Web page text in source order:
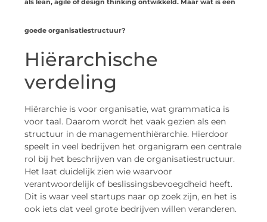
als lean, agile of design thinking ontwikkeld. Maar wat is een
goede organisatiestructuur?
Hiërarchische
verdeling
Hiërarchie is voor organisatie, wat grammatica is
voor taal. Daarom wordt het vaak gezien als een
structuur in de managementhiërarchie. Hierdoor
speelt in veel bedrijven het organigram een ​​centrale
rol bij het beschrijven van de organisatiestructuur.
Het laat duidelijk zien wie waarvoor
verantwoordelijk of beslissingsbevoegdheid heeft.
Dit is waar veel startups naar op zoek zijn, en het is
ook iets dat veel grote bedrijven willen veranderen.